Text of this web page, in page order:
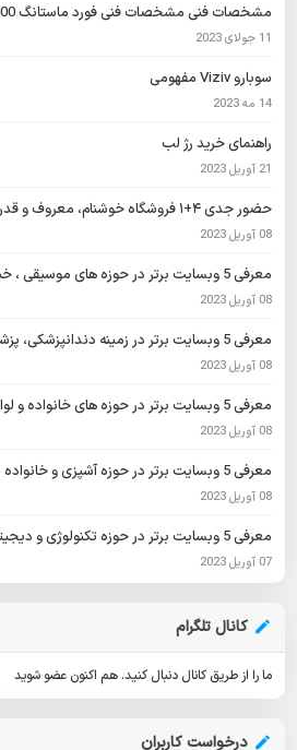
مشخصات فنی مشخصات فنی فورد ماستانگ GT 500 در بوق
11 جولای 2023
سوبارو Viziv مفهومی
14 مه 2023
راهنمای خرید رژ لب
21 آوریل 2023
حضور جدی ۴+۱ فروشگاه خوشنام، معروف و قدرتمند در فضای آنلاین فروش
08 آوریل 2023
معرفی 5 وبسایت برتر در حوزه های موسیقی ، خبری و فیلم
08 آوریل 2023
معرفی 5 وبسایت برتر در زمینه دندانپزشکی، پزشکی،گردشگری و ورزشی
08 آوریل 2023
معرفی 5 وبسایت برتر در حوزه های خانواده و لوازم خانگی و دکوراسیون
08 آوریل 2023
معرفی 5 وبسایت برتر در حوزه آشپزی و خانواده
08 آوریل 2023
معرفی 5 وبسایت برتر در حوزه تکنولوژی و دیجیتال مارکتینگ
07 آوریل 2023
کانال تلگرام
ما را از طریق کانال دنبال کنید. هم اکنون عضو شوید
درخواست کاربران